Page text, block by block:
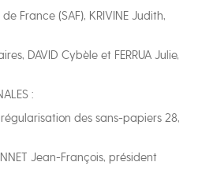
France (SAF), KRIVINE Judith,
DAVID Cybèle et FERRUA Julie,
:
régularisation des sans-papiers 28,
Jean-François, président